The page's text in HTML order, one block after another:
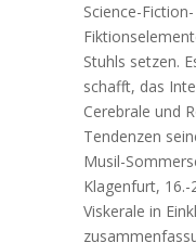
Science-
Stuhls setzen.
schafft, das
Cerebrale und
Tendenzen
Musil-
Klagenfurt, 16.-
Viskerale in